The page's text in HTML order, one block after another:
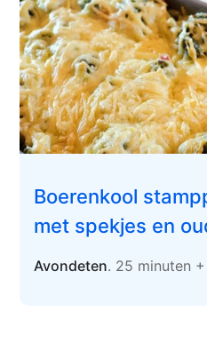
Boerenkool
met spekjes en
Avondeten. 25 minuten